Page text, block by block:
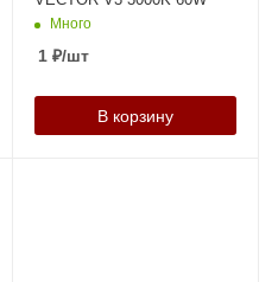
Много
1₽/шт
В корзину